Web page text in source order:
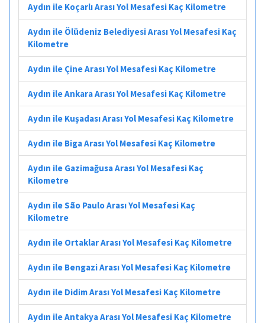
Aydın ile Koçarlı Arası Yol Mesafesi Kaç Kilometre
Aydın ile Ölüdeniz Belediyesi Arası Yol Mesafesi Kaç
Kilometre
Aydın ile Çine Arası Yol Mesafesi Kaç Kilometre
Aydın ile Ankara Arası Yol Mesafesi Kaç Kilometre
Aydın ile Kuşadası Arası Yol Mesafesi Kaç Kilometre
Aydın ile Biga Arası Yol Mesafesi Kaç Kilometre
Aydın ile Gazimağusa Arası Yol Mesafesi Kaç
Kilometre
Aydın ile São Paulo Arası Yol Mesafesi Kaç
Kilometre
Aydın ile Ortaklar Arası Yol Mesafesi Kaç Kilometre
Aydın ile Bengazi Arası Yol Mesafesi Kaç Kilometre
Aydın ile Didim Arası Yol Mesafesi Kaç Kilometre
Aydın ile Antakya Arası Yol Mesafesi Kaç Kilometre